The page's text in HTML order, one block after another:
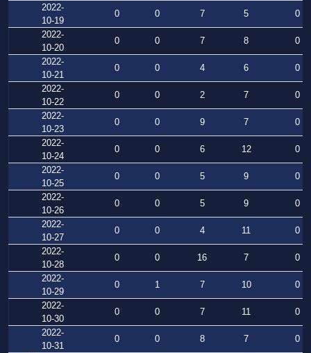
2022-
10-19
0 0 7 5
0
2022-
10-20
0 0 7 8
0
2022-
10-21
0 0 4 6
0
2022-
10-22
0 0 2 7
0
2022-
10-23
0 0 9 7
0
2022-
10-24
0 0 6 12
0
2022-
10-25
0 0 5 9
0
2022-
10-26
0 0 5 9
0
2022-
10-27
0 0 4 11
0
2022-
10-28
0 0 16 7
0
2022-
10-29
0 1 7 10
0
2022-
10-30
0 0 7 11
0
2022-
10-31
0 0 8 7 0